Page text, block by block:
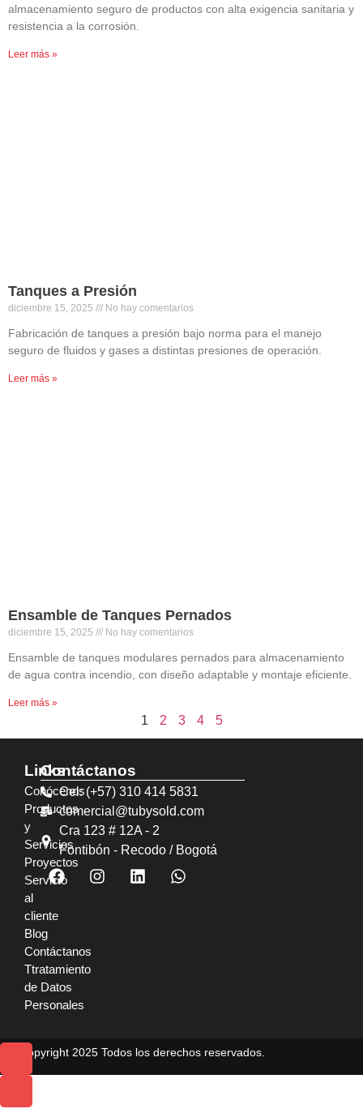
almacenamiento seguro de productos con alta exigencia sanitaria y
resistencia a la corrosión.
Leer más »
Tanques a Presión
diciembre 15, 2025 No hay comentarios
Fabricación de tanques a presión bajo norma para el manejo
seguro de fluidos y gases a distintas presiones de operación.
Leer más »
Ensamble de Tanques Pernados
diciembre 15, 2025 No hay comentarios
Ensamble de tanques modulares pernados para almacenamiento
de agua contra incendio, con diseño adaptable y montaje eficiente.
Leer más »
1 2 3 4 5
Links
Conócenos
Productos
y
Servicios
Proyectos
Servicio
al
cliente
Blog
Contáctanos
Ttratamiento
de Datos
Personales
Contáctanos
Cel: (+57) 310 414 5831
comercial@tubysold.com
Cra 123 # 12A - 2
Fontibón - Recodo / Bogotá
© Copyright 2025 Todos los derechos reservados.